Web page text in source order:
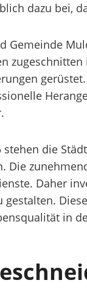
dazu bei,
Gemeinde
stehen die
Die
Daher
gestalten.
in